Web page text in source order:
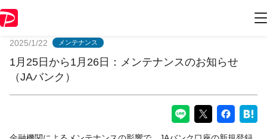
2025/1/22 メンテナンス
1月25日から1月26日：メンテナンスのお知らせ
（JAバンク）